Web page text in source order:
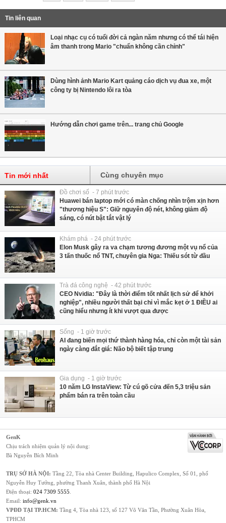
Tin liên quan
Loại nhạc cụ có tuổi đời cả ngàn năm nhưng có thể tái hiện
âm thanh trong Mario "chuẩn không cần chỉnh"
Dùng hình ảnh Mario Kart quảng cáo dịch vụ đua xe, một
công ty bị Nintendo lôi ra tòa
Hướng dẫn chơi game trên... trang chủ Google
Tin mới nhất Cùng chuyên mục
Đồ chơi số - 7 phút trước
Huawei bán laptop mới có màn chống nhìn trộm xịn hơn
"thương hiệu S": Giữ nguyên độ nét, không giảm độ
sáng, có nút bật tắt vật lý
Khám phá - 24 phút trước
Elon Musk gây ra va chạm tương đương một vụ nổ của
3 tấn thuốc nổ TNT, chuyên gia Nga: Thiếu sót từ đầu
Trà đá công nghệ - 42 phút trước
CEO Nvidia: "Đây là thời điểm tốt nhất lịch sử để khởi
nghiệp", nhiều người thất bại chỉ vì mắc kẹt ở 1 ĐIỀU ai
cũng hiểu nhưng ít khi vượt qua được
Sống - 1 giờ trước
AI đang biến mọi thứ thành hàng hóa, chỉ còn một tài sản
ngày càng đắt giá: Não bộ biết tập trung
Gia dụng - 1 giờ trước
10 năm LG InstaView: Từ cú gõ cửa đến 5,3 triệu sản
phẩm bán ra trên toàn cầu
GenK
Chịu trách nhiệm quản lý nội dung:
Bà Nguyễn Bích Minh
TRỤ SỞ HÀ NỘI: Tầng 22, Tòa nhà Center Building, Hapulico Complex, Số 01, phố
Nguyễn Huy Tưởng, phường Thanh Xuân, thành phố Hà Nội
Điện thoại: 024 7309 5555
Email: info@genk.vn
VPĐD TẠI TP.HCM: Tầng 4, Tòa nhà 123, số 127 Võ Văn Tần, Phường Xuân Hòa,
TPHCM